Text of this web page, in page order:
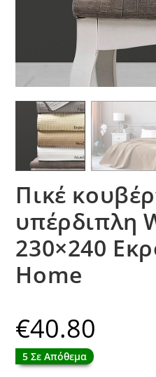
Πικέ
υπέρδιπλη
230×240
Home
€40.80
5 Σε Απόθεμα